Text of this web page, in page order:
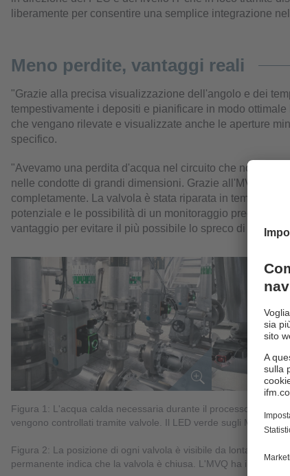
liberamente per consentire una semplice integrazione
Meno perdite, vantaggi reali
"Grazie alla precisa visualizzazione dell'angolo e dei
tempestivamente i depositi e pianificare in modo
che vengano rilevate e visualizzate anche le aperture
specifico.
"Avevamo una perdita d'acqua nel circuito che non
nelle condotte di grandi dimensioni. Grazie all'MVQ
completamente. La valvola è stata riparata in tempi
potenziale e le possibilità di un monitoraggio preciso
vantaggio per evitare il più possibile lo spreco di acqua".
Figura 1: L'acqua calda necessaria durante il processo di
vengono controllati tramite valvole. Il LED verde sugli MVQ
Figura 2: La posizione di ogni valvola è visibile da lontano
permanente indica che la valvola è chiusa. L'MVQ ha in totale